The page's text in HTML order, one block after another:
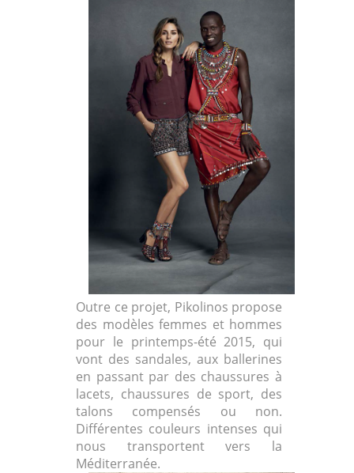
Outre ce projet, Pikolinos propose
des modèles femmes et hommes
pour le printemps-été 2015, qui
vont des sandales, aux ballerines
en passant par des chaussures à
lacets, chaussures de sport, des
talons compensés ou non.
Différentes couleurs intenses qui
nous transportent vers la
Méditerranée.